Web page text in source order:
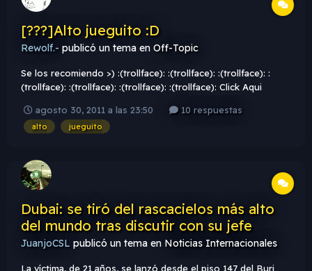
[???]Alto jueguito :D
Rewolf.- publicó un tema en Off-Topic
Se los recomiendo >) :(trollface): :(trollface): :(trollface): :
(trollface): :(trollface): :(trollface): :(trollface): Click Aqui
agosto 30, 2011 a las 23:50
10 respuestas
alto jueguito
Dubai: se tiró del rascacielos más alto
del mundo tras discutir con su jefe
JuanjoCSL publicó un tema en Noticias Internacionales
La víctima, de 21 años, se lanzó desde el piso 147 del Burj